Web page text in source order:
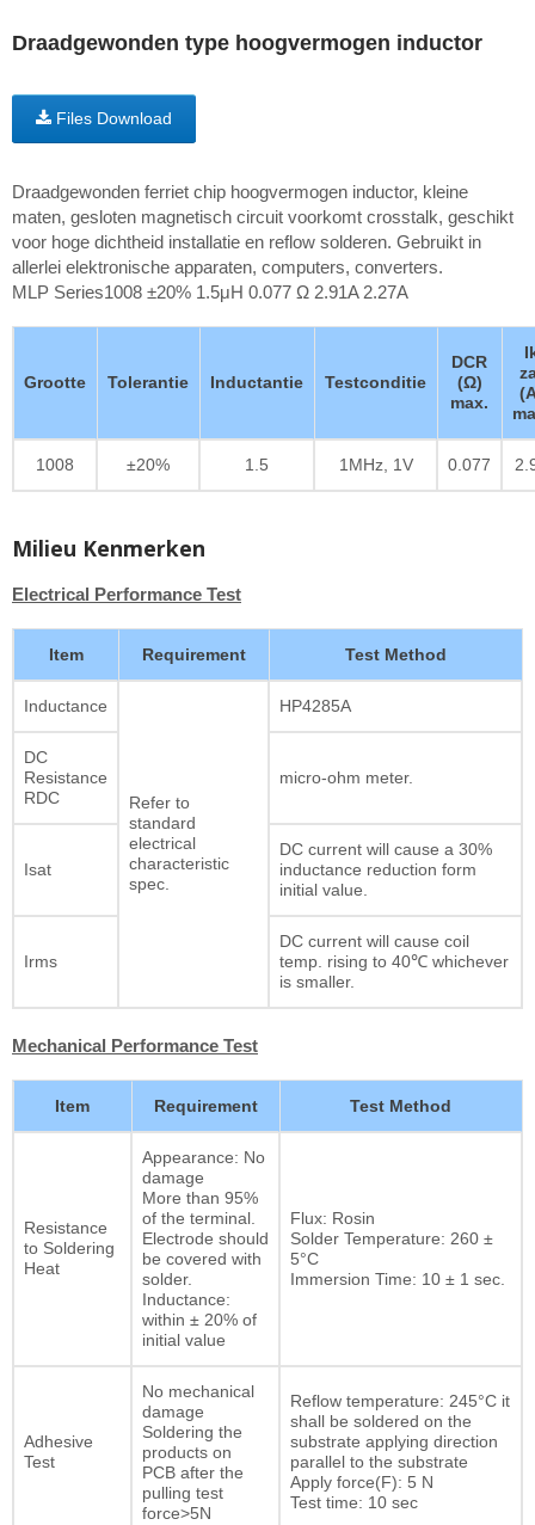
Draadgewonden type hoogvermogen inductor
Files Download
Draadgewonden ferriet chip hoogvermogen inductor, kleine
maten, gesloten magnetisch circuit voorkomt crosstalk, geschikt
voor hoge dichtheid installatie en reflow solderen. Gebruikt in
allerlei elektronische apparaten, computers, converters.
MLP Series1008 ±20% 1.5μH 0.077 Ω 2.91A 2.27A
Grootte Tolerantie Inductantie Testconditie
DCR
(Ω)
max.
1008 ±20% 1.5 1MHz, 1V 0.077
Milieu Kenmerken
Electrical Performance Test
Item Requirement Test Method
Inductance
Refer to
standard
electrical
characteristic
spec.
HP4285A
DC
Resistance
RDC
micro-ohm meter.
Isat
DC current will cause a 30%
inductance reduction form
initial value.
Irms
DC current will cause coil
temp. rising to 40℃ whichever
is smaller.
Mechanical Performance Test
Item Requirement Test Method
Resistance
to Soldering
Heat
Appearance: No
damage
More than 95%
of the terminal.
Electrode should
be covered with
solder.
Inductance:
within ± 20% of
initial value
Flux: Rosin
Solder Temperature: 260 ±
5°C
Immersion Time: 10 ± 1 sec.
Adhesive
Test
No mechanical
damage
Soldering the
products on
PCB after the
pulling test
force>5N
Reflow temperature: 245°C it
shall be soldered on the
substrate applying direction
parallel to the substrate
Apply force(F): 5 N
Test time: 10 sec